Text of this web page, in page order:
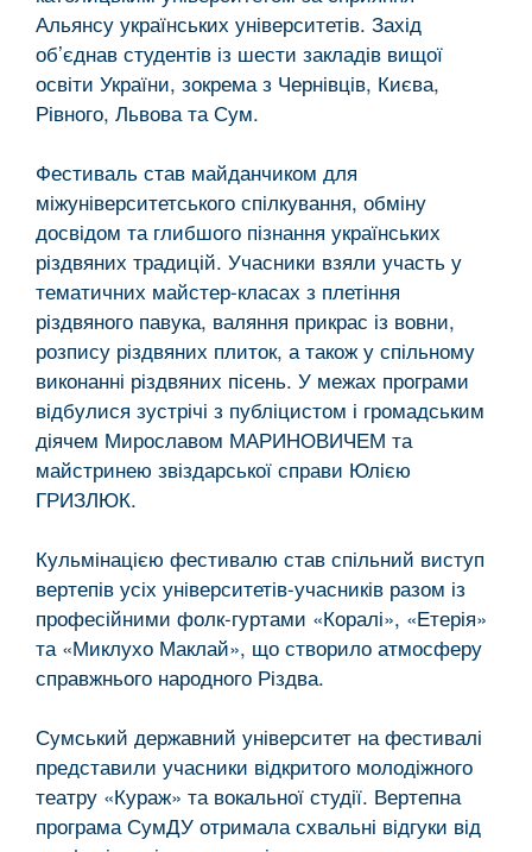
Альянсу українських університетів. Захід
об’єднав студентів із шести закладів вищої
освіти України, зокрема з Чернівців, Києва,
Рівного, Львова та Сум.
Фестиваль став майданчиком для
міжуніверситетського спілкування, обміну
досвідом та глибшого пізнання українських
різдвяних традицій. Учасники взяли участь у
тематичних майстер-класах з плетіння
різдвяного павука, валяння прикрас із вовни,
розпису різдвяних плиток, а також у спільному
виконанні різдвяних пісень. У межах програми
відбулися зустрічі з публіцистом і громадським
діячем Мирославом МАРИНОВИЧЕМ та
майстринею звіздарської справи Юлією
ГРИЗЛЮК.
Кульмінацією фестивалю став спільний виступ
вертепів усіх університетів-учасників разом із
професійними фолк-гуртами «Коралі», «Етерія»
та «Миклухо Маклай», що створило атмосферу
справжнього народного Різдва.
Сумський державний університет на фестивалі
представили учасники відкритого молодіжного
театру «Кураж» та вокальної студії. Вертепна
програма СумДУ отримала схвальні відгуки від